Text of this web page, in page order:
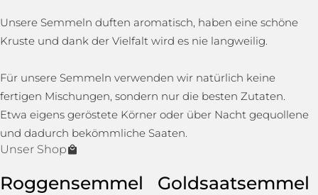
Unsere Semmeln duften aromatisch, haben eine schöne
Kruste und dank der Vielfalt wird es nie langweilig.
Für unsere Semmeln verwenden wir natürlich keine
fertigen Mischungen, sondern nur die besten Zutaten.
Etwa eigens geröstete Körner oder über Nacht gequollene
und dadurch bekömmliche Saaten.
Unser Shop
Roggensemmel
Goldsaatsemmel